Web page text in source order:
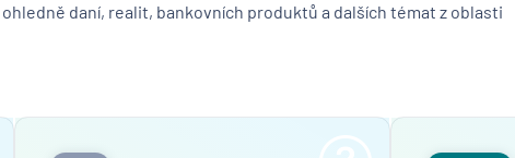
ohledně daní, realit, bankovních produktů a dalších témat z oblasti